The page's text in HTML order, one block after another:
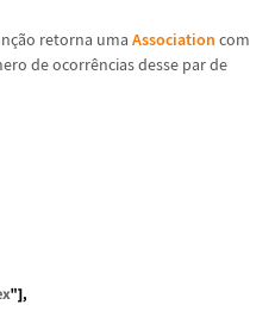
ção retorna uma Association com
de ocorrências desse par de